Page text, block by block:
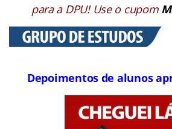
para a DPU! Use o cupom
Depoimentos de alunos